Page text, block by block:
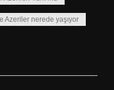
Azeriler nerede yaşıyor